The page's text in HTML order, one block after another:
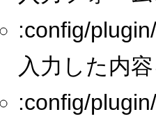
:config/
入力した内
:config/